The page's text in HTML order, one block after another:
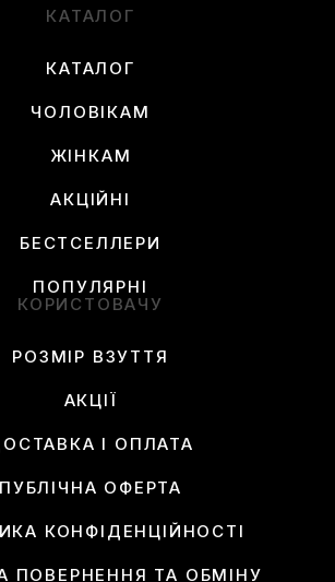
КАТАЛОГ
КАТАЛОГ
ЧОЛОВІКАМ
ЖІНКАМ
АКЦІЙНІ
БЕСТСЕЛЛЕРИ
ПОПУЛЯРНІ
КОРИСТОВАЧУ
РОЗМІР ВЗУТТЯ
АКЦІЇ
І ОПЛАТА
ПУБЛІЧНА ОФЕРТА
КОНФІДЕНЦІЙНОСТІ
ПОВЕРНЕННЯ ТА ОБМІНУ